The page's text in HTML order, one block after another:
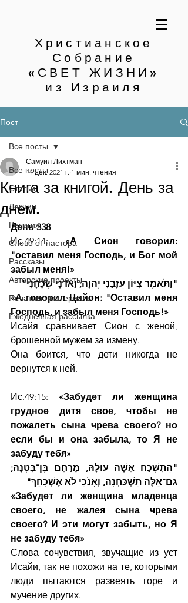
Христианское
Собрание
«СВЕТ ЖИЗНИ»
из Израиля
Пост
Все посты
Статьи
Лекции
Религия
Слово от пастора
Рассказы
Авторские проекты
Печатные материалы
Ежедневная рассылка
Все посты
Книга за книгой. День за
днем.
Самуил Лихтман
14 дек. 2021 г. 1 мин. чтения
День 338
Ис.49:14: «А Сион говорил:
"оставил меня Господь, и Бог мой
забыл меня!»
"וַתֹּאמֶר צִיּוֹן עֲזָבַנִי יְהוָה; וַאדֹנָי שְׁכֵחָנִי"
«А говорил Цийон: "Оставил меня
Господь, и забыл меня Господь!»
Исайя сравнивает Сион с женой,
брошенной мужем за измену.
Она боится, что дети никогда не
вернутся к ней.
Ис.49:15: «Забудет ли женщина
грудное дитя свое, чтобы не
пожалеть сына чрева своего? но
если бы и она забыла, то Я не
забуду тебя»
גַּם־אֵלֶּה תִשְׁכַּחְנָה, וְאָנֹכִי לֹא אֶשְׁכָּחֵךְ"
«Забудет ли женщина младенца
своего, не жалея сына чрева
своего? И эти могут забыть, но Я
не забуду тебя»
Слова сочувствия, звучащие из уст
Исайи, так не похожи на те, которыми
люди пытаются развеять горе и
мучение других.